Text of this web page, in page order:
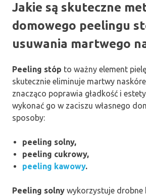
Jakie są skuteczne
domowego peelingu
usuwania martwego
Peeling stóp to ważny element
skutecznie eliminuje martwy
znacząco poprawia gładkość i
wykonać go w zaciszu własnego
sposoby:
peeling solny,
peeling cukrowy,
peeling kawowy.
Peeling solny wykorzystuje drobne